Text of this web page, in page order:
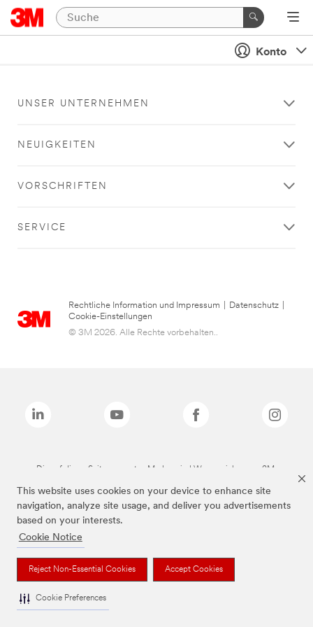
This website uses cookies on your device to enhance site
navigation, analyze site usage, and deliver you advertisements
based on your interests.
Cookie Notice
Reject Non-Essential Cookies Accept Cookies
Cookie Preferences
Konto
UNSER UNTERNEHMEN
NEUIGKEITEN
VORSCHRIFTEN
SERVICE
Rechtliche Information und Impressum Datenschutz
Cookie-Einstellungen
© 3M 2026. Alle Rechte vorbehalten..
Die auf dieser Seite genannten Marken sind Warenzeichen von 3M.